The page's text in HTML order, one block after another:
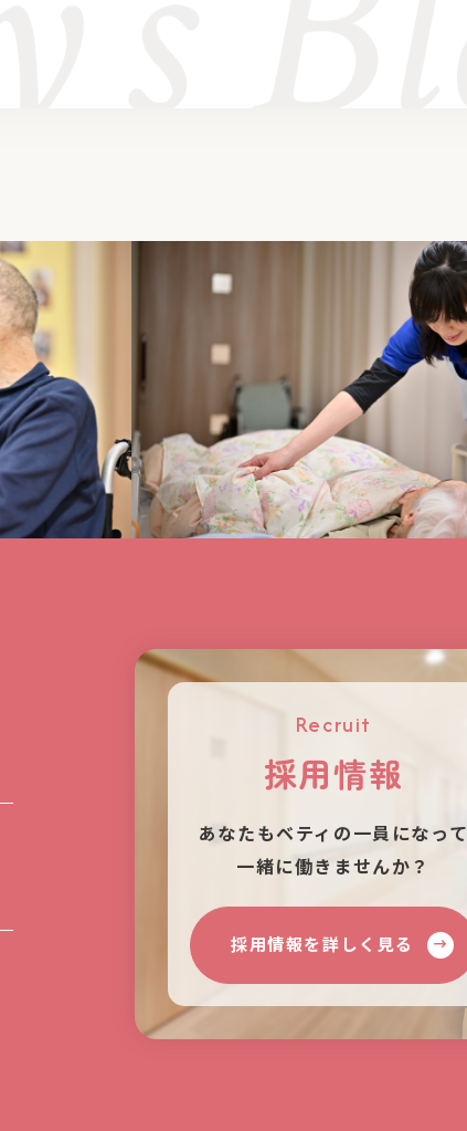
Recruit
採用情報
あなたもベティの⼀員になって
⼀緒に働きませんか？
採用情報を詳しく見る